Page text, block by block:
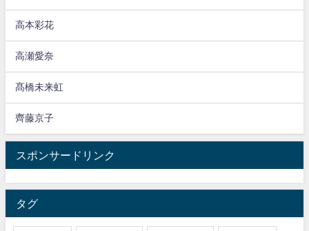
高本彩花
高瀬愛奈
髙橋未来虹
齊藤京子
スポンサードリンク
タグ